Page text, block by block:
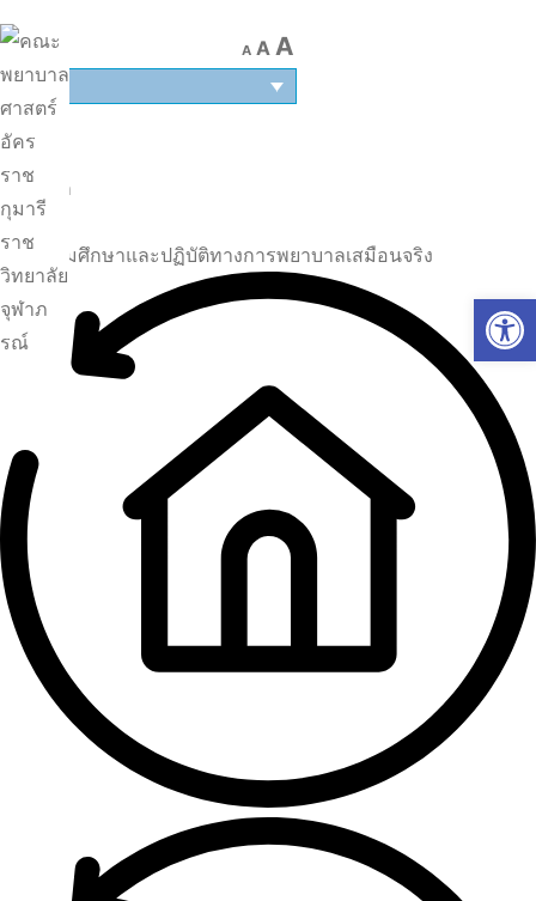
A A A
TH
หน้าแรก
|
ศูนย์เสริมศึกษาและปฏิบัติทางการพยาบาลเสมือนจริง